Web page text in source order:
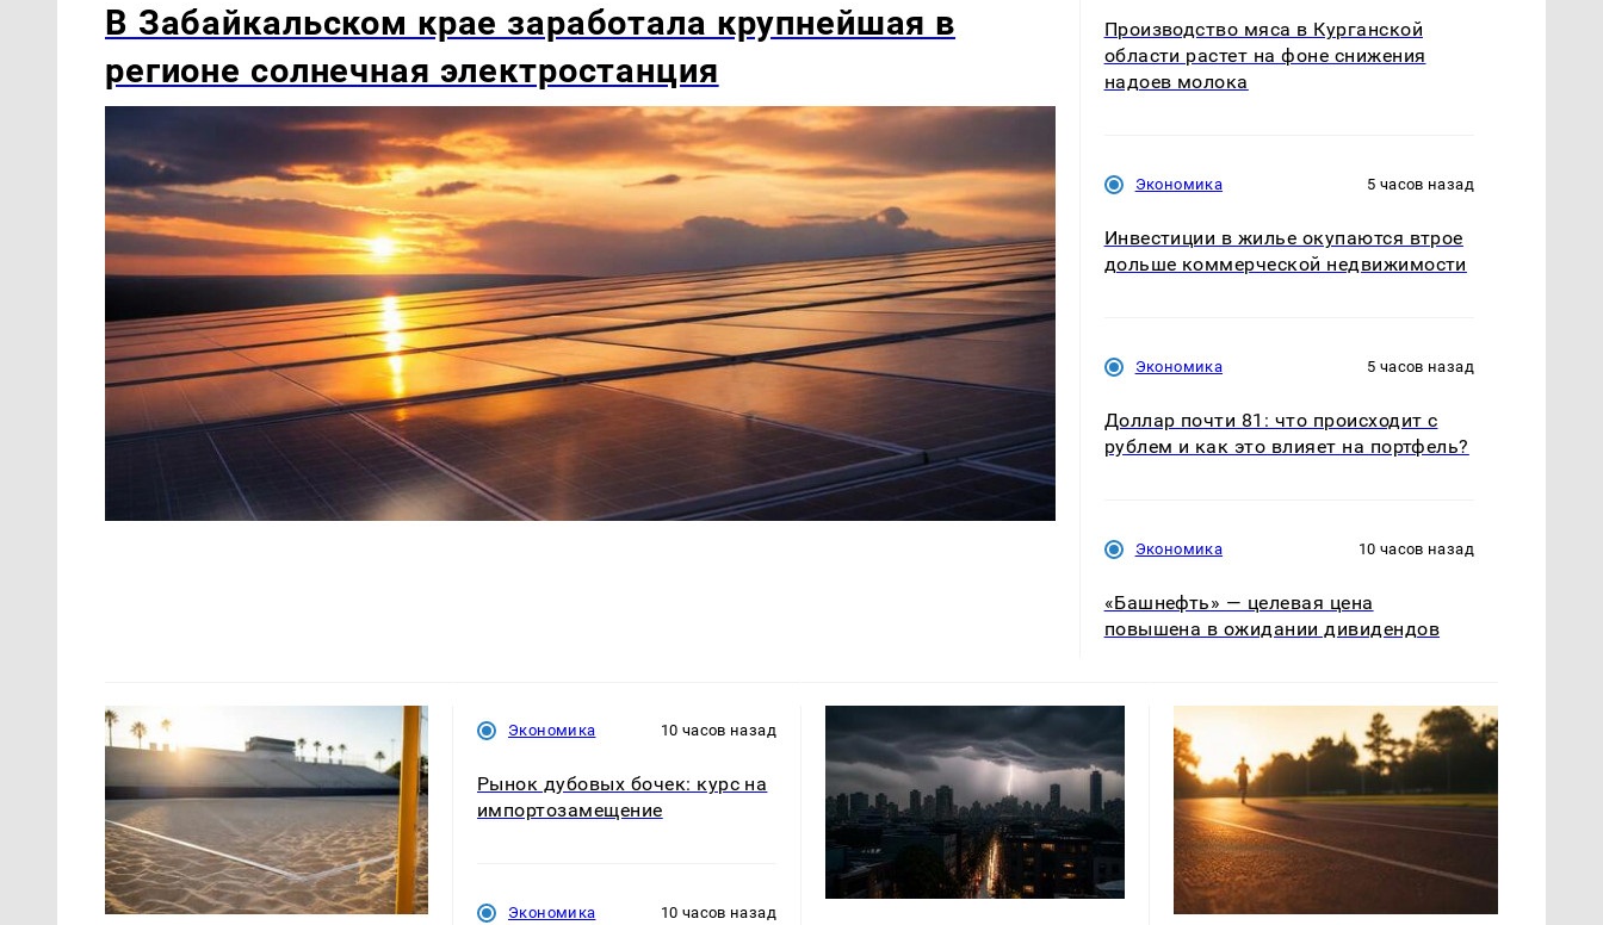
В Забайкальском крае заработала крупнейшая в
регионе солнечная электростанция
Производство мяса в Курганской
области растет на фоне снижения
надоев молока
Экономика 5 часов назад
Инвестиции в жилье окупаются втрое
дольше коммерческой недвижимости
Экономика 5 часов назад
Доллар почти 81: что происходит с
рублем и как это влияет на портфель?
Экономика 10 часов назад
«Башнефть» — целевая цена
повышена в ожидании дивидендов
Экономика 10 часов назад
Рынок дубовых бочек: курс на
импортозамещение
Экономика 10 часов назад